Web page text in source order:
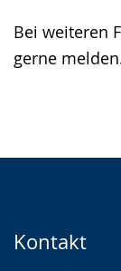
Bei weiteren
gerne
Kontakt